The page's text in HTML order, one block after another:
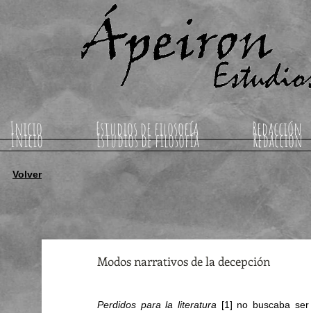
Inicio Estudios de filosofía Redacción
Inicio Estudios de filosofía Redacción
Volver
Modos narrativos de la decepción
Perdidos para la literatura [1] no buscaba